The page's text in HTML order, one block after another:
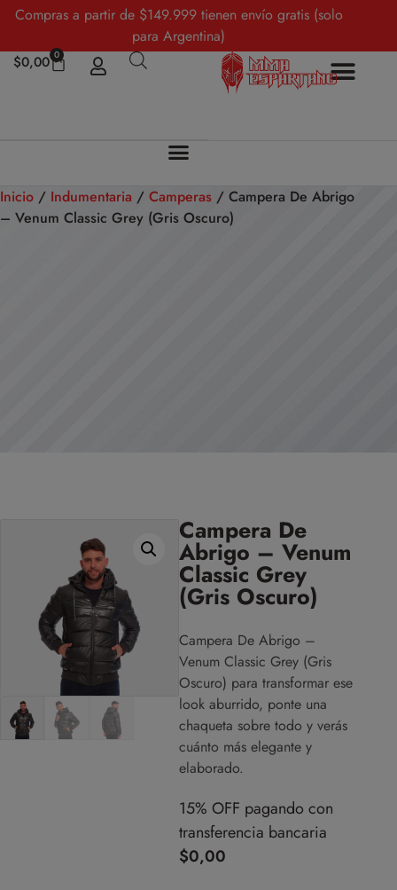
Compras a partir de $149.999 tienen envío gratis (solo
para Argentina)
$0,00 0
Inicio / Indumentaria / Camperas / Campera De Abrigo
– Venum Classic Grey (Gris Oscuro)
Campera De
Abrigo – Venum
Classic Grey
(Gris Oscuro)
Campera De Abrigo –
Venum Classic Grey (Gris
Oscuro) para transformar ese
look aburrido, ponte una
chaqueta sobre todo y verás
cuánto más elegante y
elaborado.
15% OFF pagando con
transferencia bancaria
$0,00